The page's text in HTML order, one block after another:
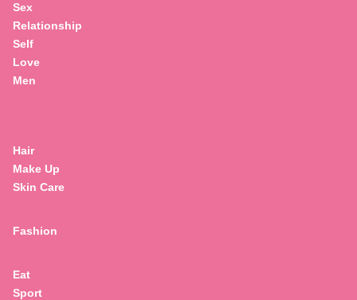
Sex
Relationship
Self
Love
Men
Hair
Make Up
Skin Care
Fashion
Eat
Sport